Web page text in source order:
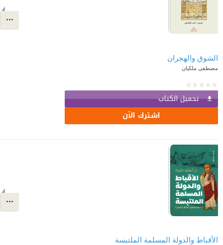
الشوق والهجران
مصطفى ملكيان
تحميل الكتاب
اشترك الآن
الأقباط والدولة المسلمة الملتبسة